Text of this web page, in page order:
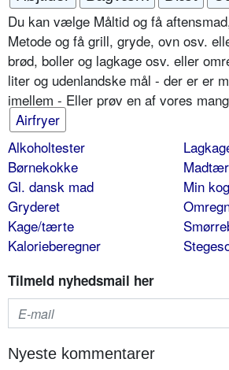
Du kan vælge Måltid og få
Metode og få grill, gryde, ovn osv.
brød, boller og lagkage osv. eller
liter og udenlandske mål - der er er
imellem - Eller prøv en af vores
Airfryer
Alkoholtester
Børnekokke
Gl. dansk mad
Gryderet
Kage/tærte
Kalorieberegner
Min
Tilmeld nyhedsmail her
Nyeste kommentarer